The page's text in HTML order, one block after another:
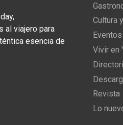
al viajero para
esencia de
Cultura
Vivir en
Revista
Lo